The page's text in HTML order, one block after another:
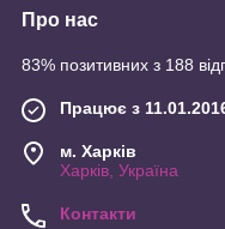
Про нас
83% позитивних з 188
Працює з
м. Харків
Харків, Україна
Контакти